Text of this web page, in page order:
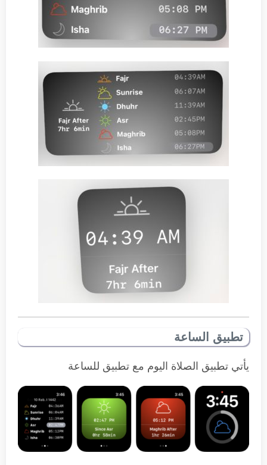
تطبيق الساعة
يأتي تطبيق الصلاة اليوم مع تطبيق للساعة